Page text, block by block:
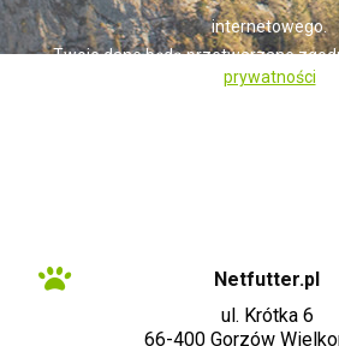
internetowego.
Twoje dane będą przetwarzane
prywatności
Netfutter.pl
ul. Krótka 6
66-400 Gorzów